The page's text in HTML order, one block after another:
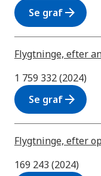
Se grafarrow_forward
Flygtninge, efter
1 759 332 (2024)
Se grafarrow_forward
Flygtninge, efter
169 243 (2024)